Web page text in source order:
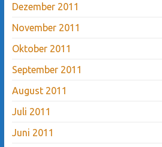
Dezember 2011
November 2011
Oktober 2011
September 2011
August 2011
Juli 2011
Juni 2011